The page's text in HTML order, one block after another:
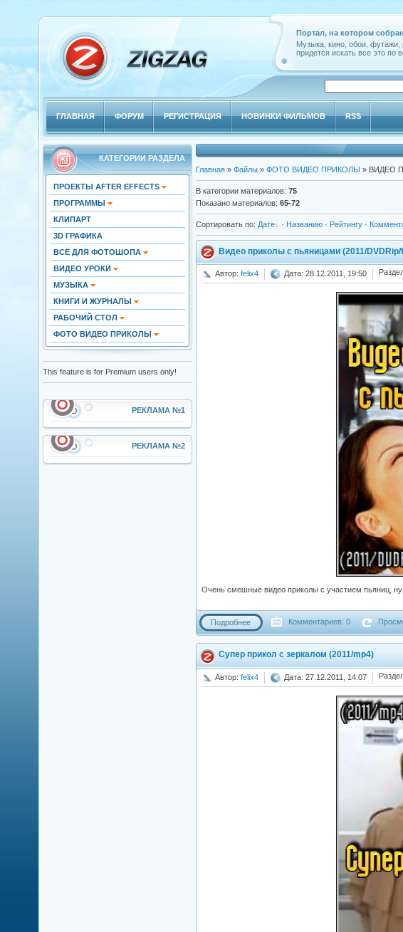
Портал, на котором
Музыка, кино, обои, футажи,
придется искать все это по
ГЛАВНАЯ ФОРУМ РЕГИСТРАЦИЯ НОВИНКИ ФИЛЬМОВ RSS
КАТЕГОРИИ РАЗДЕЛА
ПРОЕКТЫ AFTER EFFECTS
ПРОГРАММЫ
КЛИПАРТ
3D ГРАФИКА
ВСЁ ДЛЯ ФОТОШОПА
ВИДЕО УРОКИ
МУЗЫКА
КНИГИ И ЖУРНАЛЫ
РАБОЧИЙ СТОЛ
ФОТО ВИДЕО ПРИКОЛЫ
This feature is for Premium users only!
РЕКЛАМА №1
РЕКЛАМА №2
Главная» Файлы» ФОТО ВИДЕО ПРИКОЛЫ » ВИДЕО
В категории материалов: 75
Показано материалов: 65-72
Сортировать по: Дате · Названию· Рейтингу·
Видео приколы с пьяницами (2011/
Автор: felix4 Дата: 28.12.2011, 19:50
Очень смешные видео приколы с участием пьяниц,
Подробнее Комментариев: 0
Супер прикол с зеркалом (2011/mp4)
Автор: felix4 Дата: 27.12.2011, 14:07